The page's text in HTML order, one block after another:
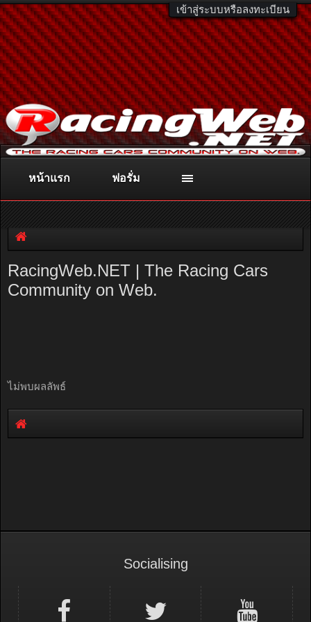
เข้าสู่ระบบหรือลงทะเบียน
ติดต่อลงโฆษณา racingweb@gmail.comหรือโทร. 081-811-1138
หรืออ่านรายละเอียดเพิ่มเติม คลิกที่นี่
RacingWeb.NET | The Racing Cars
Community on Web.
ไม่พบผลลัพธ์
หน้าแรก ฟอรั่ม
Socialising